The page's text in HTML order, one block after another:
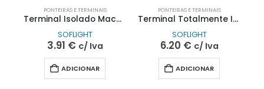
PONTEIRAS E TERMINAIS
Terminal Isolado Macho 1,5-2,5mm B2,4 | SOFLIGHT
SOFLIGHT
3.91 € c/ Iva
ADICIONAR
PONTEIRAS E TERMINAIS
Terminal Totalmente Isolado Fêmea 1,5-2,5mm B2,4 | SOFLIGHT
SOFLIGHT
6.20 € c/ Iva
ADICIONAR